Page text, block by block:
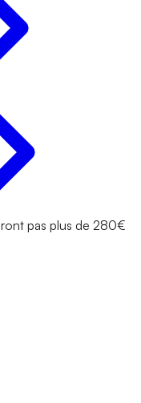
pas plus de 280€